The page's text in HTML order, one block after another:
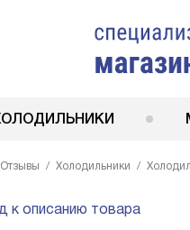
Отзывы Холодильники
к описанию товара